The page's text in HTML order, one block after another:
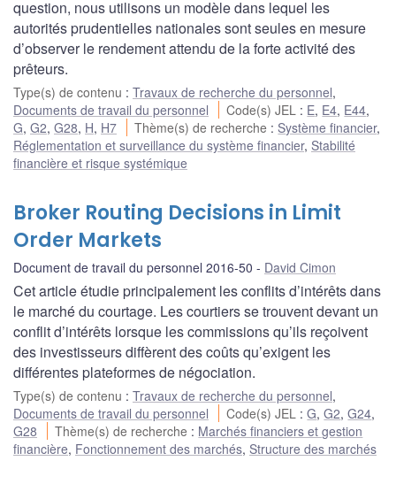
question, nous utilisons un modèle dans lequel les
autorités prudentielles nationales sont seules en mesure
d’observer le rendement attendu de la forte activité des
prêteurs.
Type(s) de contenu : Travaux de recherche du personnel,
Documents de travail du personnel
Code(s) JEL : E, E4, E44,
G, G2, G28, H, H7 Thème(s) de recherche : Système financier,
Réglementation et surveillance du système financier, Stabilité
financière et risque systémique
Broker Routing Decisions in Limit
Order Markets
Document de travail du personnel 2016-50 David Cimon
Cet article étudie principalement les conflits d’intérêts dans
le marché du courtage. Les courtiers se trouvent devant un
conflit d’intérêts lorsque les commissions qu’ils reçoivent
des investisseurs diffèrent des coûts qu’exigent les
différentes plateformes de négociation.
Type(s) de contenu : Travaux de recherche du personnel,
Documents de travail du personnel
Code(s) JEL :G,G2,G24,
G28
Thème(s) de recherche : Marchés financiers et gestion
financière, Fonctionnement des marchés, Structure des marchés